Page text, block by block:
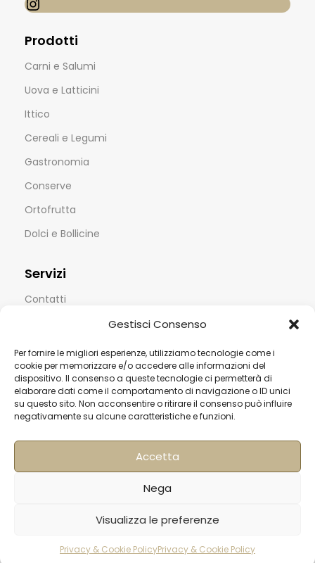
Gestisci Consenso
Per fornire le migliori esperienze, utilizziamo tecnologie come i
cookie per memorizzare e/o accedere alle informazioni del
dispositivo. Il consenso a queste tecnologie ci permetterà di
elaborare dati come il comportamento di navigazione o ID unici
su questo sito. Non acconsentire o ritirare il consenso può influire
negativamente su alcune caratteristiche e funzioni.
Accetta
Nega
Visualizza le preferenze
Privacy & Cookie PolicyPrivacy & Cookie Policy
Prodotti
Carni e Salumi
Uova e Latticini
Ittico
Cereali e Legumi
Gastronomia
Conserve
Ortofrutta
Dolci e Bollicine
Servizi
Contatti
Termini & Condizioni
Spedizioni
FAQ
Privacy & Cookie Policy
Informativa Newsletter
Iscriviti alla Newsletter
[mailup_form]
Via di Pietralata, 179